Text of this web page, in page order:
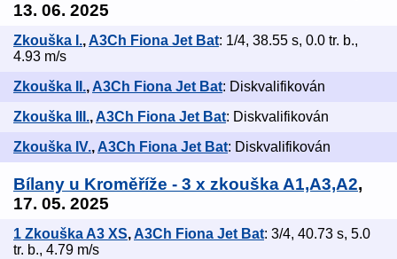
13. 06. 2025
Zkouška I.,A3Ch Fiona Jet Bat: 1/4, 38.55 s, 0.0 tr. b.,
4.93 m/s
Zkouška II., A3Ch Fiona Jet Bat: Diskvalifikován
Zkouška III.,A3Ch Fiona Jet Bat: Diskvalifikován
Zkouška IV., A3Ch Fiona Jet Bat: Diskvalifikován
Bílany u Kroměříže - 3 x zkouška A1,A3,A2,
17. 05. 2025
1 Zkouška A3 XS,A3Ch Fiona Jet Bat: 3/4, 40.73 s, 5.0
tr. b., 4.79 m/s